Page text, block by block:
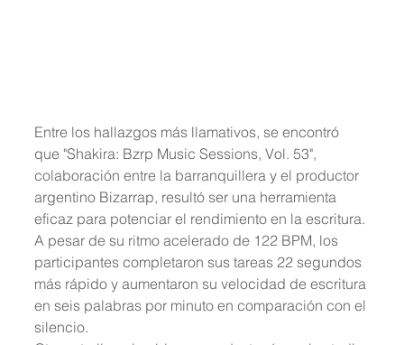
Entre los hallazgos más llamativos, se encontró
que "Shakira: Bzrp Music Sessions, Vol. 53",
colaboración entre la barranquillera y el productor
argentino Bizarrap, resultó ser una herramienta
eficaz para potenciar el rendimiento en la escritura.
A pesar de su ritmo acelerado de 122 BPM, los
participantes completaron sus tareas 22 segundos
más rápido y aumentaron su velocidad de escritura
en seis palabras por minuto en comparación con el
silencio.